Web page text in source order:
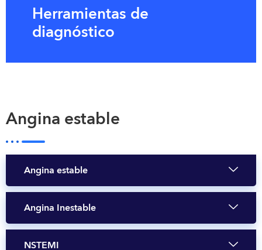
Herramientas de
diagnóstico
Angina estable
Angina estable
Angina Inestable
NSTEMI